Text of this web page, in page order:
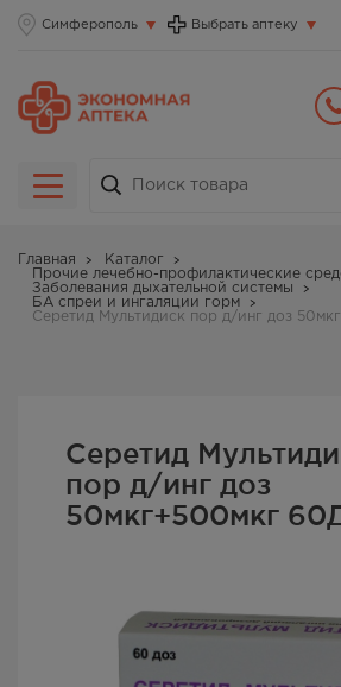
Симферополь Выбрать аптеку
Главная
Каталог
Прочие лечебно-профилактические
Заболевания дыхательной системы
БА спреи и ингаляции горм
Серетид Мультидиск пор д/инг доз
Серетид
пор д/инг доз
50мкг+500мкг